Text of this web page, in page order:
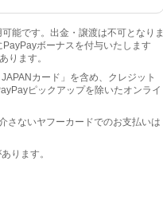
能です。出金・譲渡は不可となりま
ボーナスを付与いたします
ります。
カード」を含め、クレジット
ピックアップを除いたオンライ
さないヤフーカードでのお支払いは
ります。